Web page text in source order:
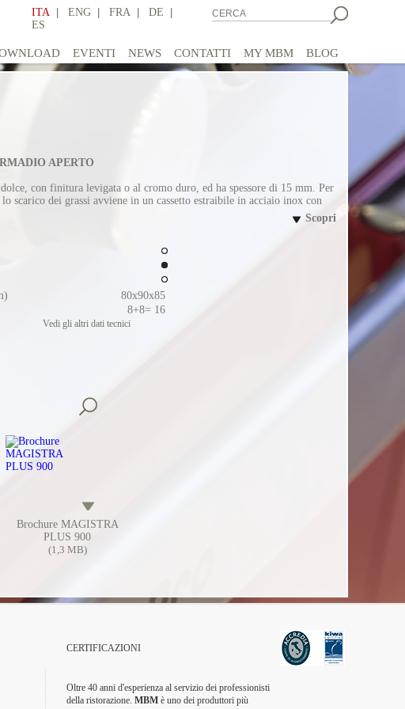
ITA | ENG | FRA | DE |
ES
EVENTI NEWS CONTATTI MY MBM BLOG
APERTO
con finitura levigata o al cromo duro, ed ha spessore di 15 mm. Per
scarico dei grassi avviene in un cassetto estraibile in acciaio inox con
Scopri
80x90x85
8+8= 16
Vedi gli altri dati tecnici
Brochure MAGISTRA
PLUS 900
(1,3 MB)
CERTIFICAZIONI
Oltre 40 anni d'esperienza al servizio dei professionisti
della ristorazione. MBM è uno dei produttori più